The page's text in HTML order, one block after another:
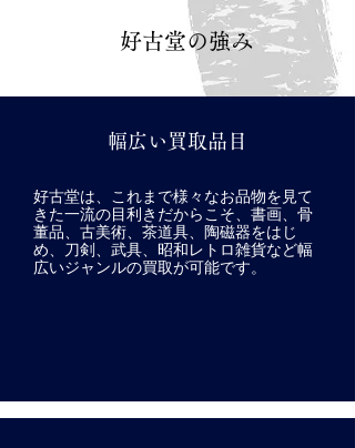
好古堂の強み
幅広い買取品目
好古堂は、これまで様々なお品物を見て
きた一流の目利きだからこそ、書画、骨
董品、古美術、茶道具、陶磁器をはじ
め、刀剣、武具、昭和レトロ雑貨など幅
広いジャンルの買取が可能です。